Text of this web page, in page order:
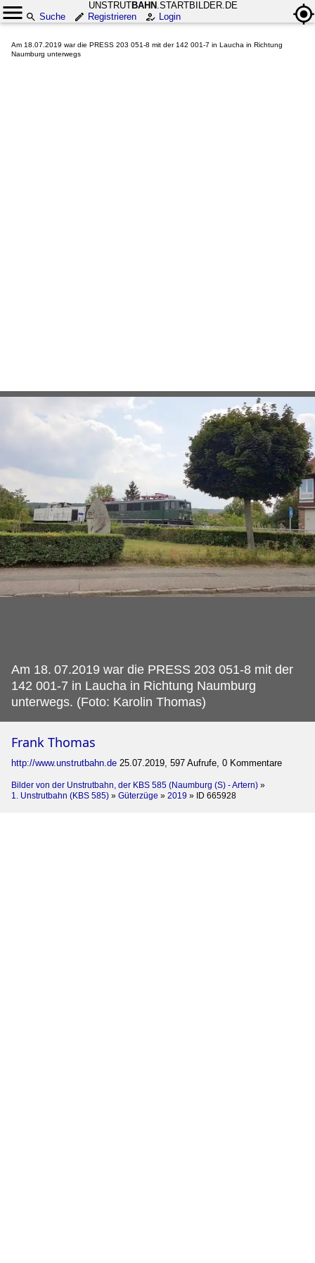
UNSTRUTBAHN .STARTBILDER.DE
Suche
Registrieren Login
Am 18.07.2019 war die PRESS 203 051-8 mit der 142 001-7 in Laucha in Richtung
Naumburg unterwegs
Am 18. 07.2019 war die PRESS 203 051-8 mit der
142 001-7 in Laucha in Richtung Naumburg
unterwegs. (Foto: Karolin Thomas)
Frank Thomas
http://www.unstrutbahn.de 25.07.2019, 597 Aufrufe, 0 Kommentare
Bilder von der Unstrutbahn, der KBS 585 (Naumburg (S) - Artern) »
1. Unstrutbahn (KBS 585) » Güterzüge » 2019 » ID 665928